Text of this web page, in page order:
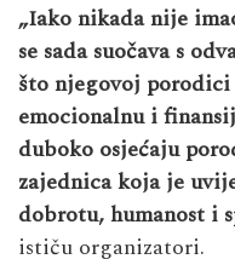
„Iako nikada nije
se sada suočava s
što njegovoj
emocionalnu i
duboko osjećaju
zajednica koja je
dobrotu, humanost i
ističu organizatori.